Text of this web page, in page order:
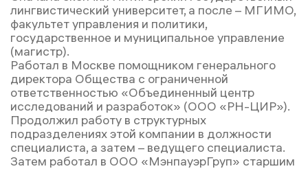
лингвистический университет, а после – МГИМО,
факультет управления и политики,
государственное и муниципальное управление
(магистр).
Работал в Москве помощником генерального
директора Общества с ограниченной
ответственностью «Объединенный центр
исследований и разработок» (ООО «РН-ЦИР»).
Продолжил работу в структурных
подразделениях этой компании в должности
специалиста, а затем – ведущего специалиста.
Затем работал в ООО «МэнпауэрГруп» старшим